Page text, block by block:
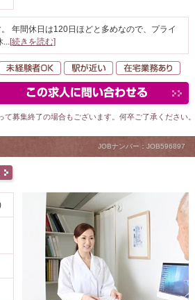
年間休日は120日ほどと多めなので、プライ
...[続きを読む]
転勤なし 未経験者OK 駅が近い
募集終了の場合もございます。何卒ご了承ください。
JOBナンバー：JOB596897